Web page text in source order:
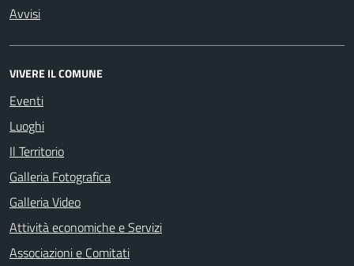
Avvisi
VIVERE IL COMUNE
Eventi
Luoghi
Il Territorio
Galleria Fotografica
Galleria Video
Attività economiche e Servizi
Associazioni e Comitati